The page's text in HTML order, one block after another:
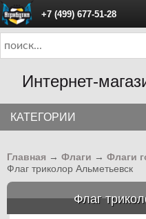
+7 (499) 677-51-28
ПН - ПТ с
Интернет-
КАТЕГОРИИ
Главная → Флаги → Флаги
Флаг триколор Альметьевск
Флаг